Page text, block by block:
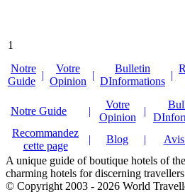
changeant tous les
base de produits de
première qualité et
locale. Le restaurant
une atmosphère
et conviviale et
superbes vues sur
pittoresques à
hautes fenêtres de
Régence. Le bar
Élisabeth est
lieu enchanteur
un verre ou une
toute la journée,
1
Notre
Guide
|
Votre
Opinion
|
Bulletin
DInformations
|
Notre Guide |
Votre
Opinion
|
Recommandez
cette page
| Blog |
A unique guide of boutique hotels of
charming hotels for discerning
© Copyright 2003 - 2026 World